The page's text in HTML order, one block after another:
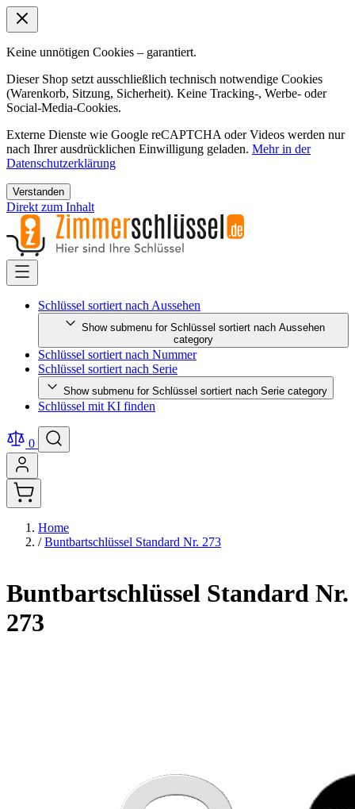
Keine unnötigen Cookies – garantiert.
Dieser Shop setzt ausschließlich technisch notwendige Cookies
(Warenkorb, Sitzung, Sicherheit). Keine Tracking-, Werbe- oder
Social-Media-Cookies.
Externe Dienste wie Google reCAPTCHA oder Videos werden nur
nach Ihrer ausdrücklichen Einwilligung geladen. Mehr in der
Datenschutzerklärung
Verstanden
Direkt zum Inhalt
Schlüssel sortiert nach Aussehen
Show submenu for Schlüssel sortiert nach Aussehen
category
Schlüssel sortiert nach Nummer
Schlüssel sortiert nach Serie
Show submenu for Schlüssel sortiert nach Serie category
Schlüssel mit KI finden
0
Home
/ Buntbartschlüssel Standard Nr. 273
Buntbartschlüssel Standard Nr.
273